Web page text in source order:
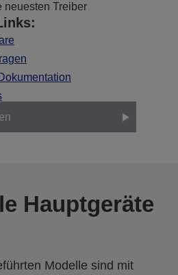
neuesten Treiber
Hauptgeräte
Modelle sind mit